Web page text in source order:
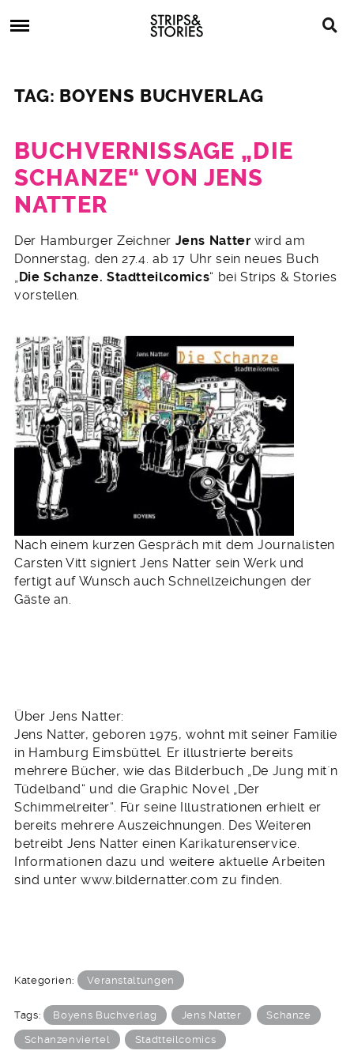
to
Strips
&
Stories
Comics,
TAG: BOYENS BUCHVERLAG
BUCHVERNISSAGE „DIE
SCHANZE“ VON JENS
NATTER
23.
März
2017
Der Hamburger Zeichner Jens Natter wird am
Donnerstag, den 27.4. ab 17 Uhr sein neues Buch
„Die Schanze. Stadtteilcomics“ bei Strips & Stories
vorstellen.
Nach einem kurzen Gespräch mit dem Journalisten
Carsten Vitt signiert Jens Natter sein Werk und
fertigt auf Wunsch auch Schnellzeichungen der
Gäste an.
Über Jens Natter:
Jens Natter, geboren 1975, wohnt mit seiner Familie
in Hamburg Eimsbüttel. Er illustrierte bereits
mehrere Bücher, wie das Bilderbuch „De Jung mit`n
Tüdelband“ und die Graphic Novel „Der
Schimmelreiter“. Für seine Illustrationen erhielt er
bereits mehrere Auszeichnungen. Des Weiteren
betreibt Jens Natter einen Karikaturenservice.
Informationen dazu und weitere aktuelle Arbeiten
sind unter www.bildernatter.com zu finden.
Kategorien: Veranstaltungen
Tags: Boyens Buchverlag Jens Natter Schanze
Schanzenviertel Stadtteilcomics